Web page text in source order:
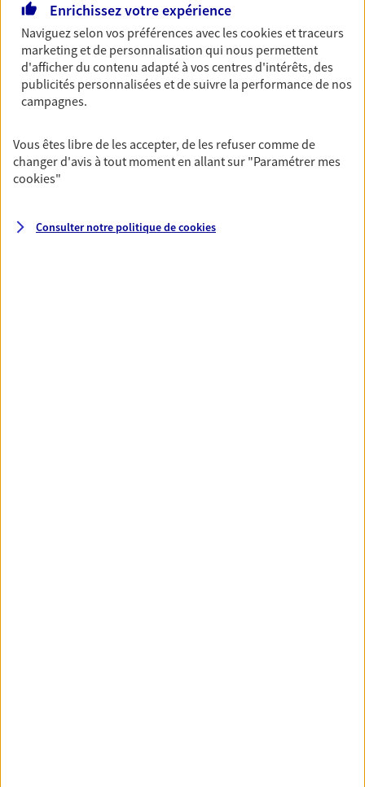
Prévoyance & Patrimoine
2 Bis Rue De L Eau, 80480 Pont De Metz
Agence accessible
Horaires : Ouvert
de 09:00 à 12:00
Enrichissez votre expérience
Naviguez selon vos préférences avec lescookies et traceurs
marketing et de personnalisation qui nous permettent
d'afficher du contenu adapté à vos centres d'intérêts, des
publicités personnalisées et de suivre la performance de nos
campagnes.
Vous êtes libre de les accepter, de les refuser comme de
changer d'avis à tout moment en allant sur "Paramétrer mes
cookies"
Consulter notre politique decookies